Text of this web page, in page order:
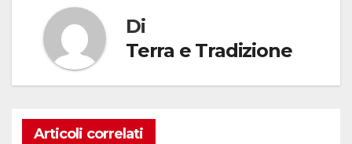
Di
Terra e Tradizione
Articoli correlati